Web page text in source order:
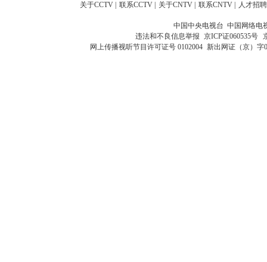
关于CCTV 联系CCTV 关于CNTV 联系CNTV 人才招聘
中国中央电视台 中国网络电
违法和不良信息举报 京ICP证060535号
网上传播视听节目许可证号 0102004 新出网证（京）